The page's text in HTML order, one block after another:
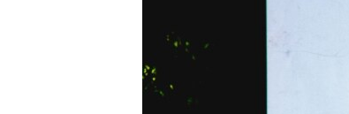
УКРАЇНСЬКА ПРОБЛЕМА КРИМУ